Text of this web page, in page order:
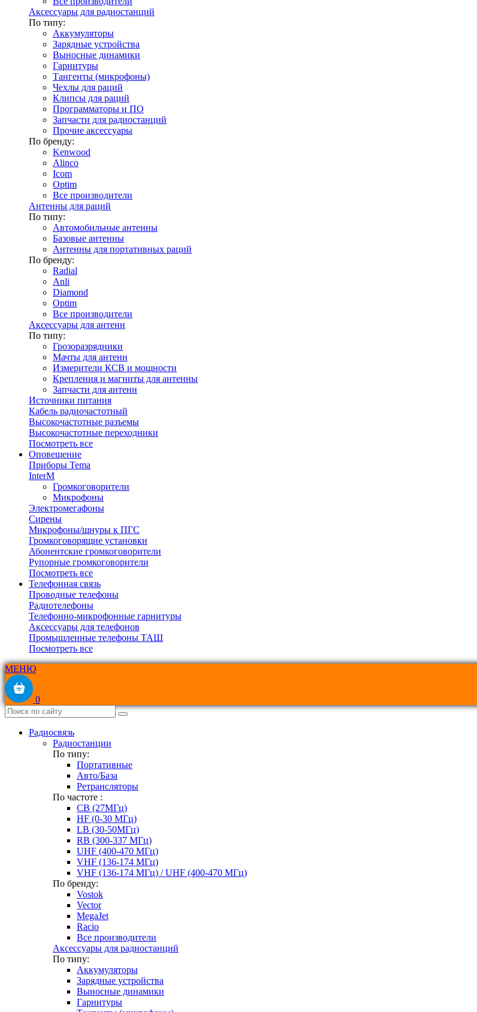
Аксессуары для радиостанций
По типу:
Аккумуляторы
Зарядные устройства
Выносные динамики
Гарнитуры
Тангенты (микрофоны)
Чехлы для раций
Клипсы для раций
Программаторы и ПО
Запчасти для радиостанций
Прочие аксессуары
По бренду:
Kenwood
Alinco
Icom
Optim
Все производители
Антенны для раций
По типу:
Автомобильные антенны
Базовые антенны
Антенны для портативных раций
По бренду:
Radial
Anli
Diamond
Optim
Все производители
Аксессуары для антенн
По типу:
Грозоразрядники
Мачты для антенн
Измерители КСВ и мощности
Крепления и магниты для антенны
Запчасти для антенн
Источники питания
Кабель радиочастотный
Высокочастотные разъемы
Высокочастотные переходники
Посмотреть все
Оповещение
Приборы Tema
InterM
Громкоговорители
Микрофоны
Электромегафоны
Сирены
Микрофоны/шнуры к ПГС
Громкоговорящие установки
Абонентские громкоговорители
Рупорные громкоговорители
Посмотреть все
Телефонная связь
Проводные телефоны
Радиотелефоны
Телефонно-микрофонные гарнитуры
Аксессуары для телефонов
Промышленные телефоны ТАШ
Посмотреть все
МЕНЮ
0
Радиосвязь
Радиостанции
По типу:
Портативные
Авто/База
Ретрансляторы
По частоте :
CB (27МГц)
HF (0-30 МГц)
LB (30-50МГц)
RB (300-337 МГц)
UHF (400-470 МГц)
VHF (136-174 МГц)
VHF (136-174 МГц) / UHF (400-470 МГц)
По бренду:
Vostok
Vector
MegaJet
Racio
Все производители
Аксессуары для радиостанций
По типу:
Аккумуляторы
Зарядные устройства
Выносные динамики
Гарнитуры